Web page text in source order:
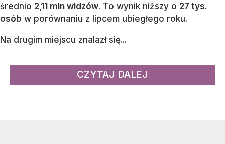
średnio 2,11 mln widzów. To wynik niższy o 27 tys.
osób w porównaniu z lipcem ubiegłego roku.
Na drugim miejscu znalazł się...
CZYTAJ DALEJ